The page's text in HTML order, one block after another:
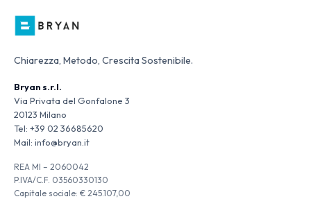
Chiarezza, Metodo, Crescita Sostenibile.
Bryan s.r.l.
Via Privata del Gonfalone 3
20123 Milano
Tel: +39 02 36685620
Mail: info@bryan.it
REA MI – 2060042
P.IVA/C.F. 03560330130
Capitale sociale: € 245.107,00